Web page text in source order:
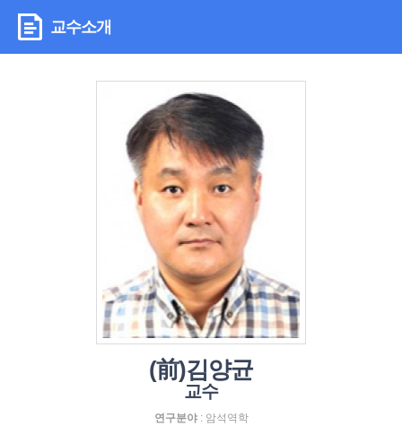
교수소개
(前)김양균
교수
연구분야: 암석역학